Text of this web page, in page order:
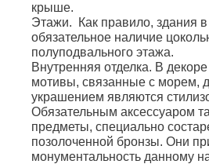
крыше.
Этажи. Как правило, здания
обязательное наличие
полуподвального этажа.
Внутренняя отделка. В
мотивы, связанные с морем,
украшением являются
Обязательным аксессуаром
предметы, специально
позолоченной бронзы. Они
монументальность данному